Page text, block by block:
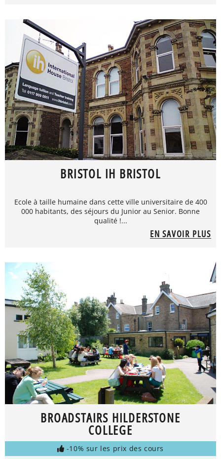
BRISTOL IH BRISTOL
Ecole à taille humaine dans cette ville universitaire de 400
000 habitants, des séjours du Junior au Senior. Bonne
qualité !...
EN SAVOIR PLUS
BROADSTAIRS HILDERSTONE
COLLEGE
-10% sur les prix des cours